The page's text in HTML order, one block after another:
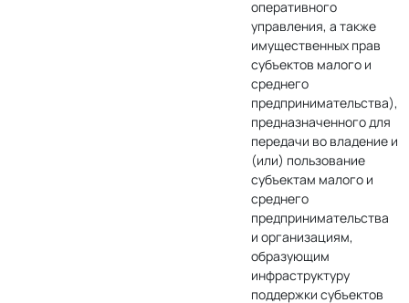
оперативного
управления, а также
имущественных прав
субъектов малого и
среднего
предпринимательства),
предназначенного для
передачи во владение и
(или) пользование
субъектам малого и
среднего
предпринимательства
и организациям,
образующим
инфраструктуру
поддержки субъектов